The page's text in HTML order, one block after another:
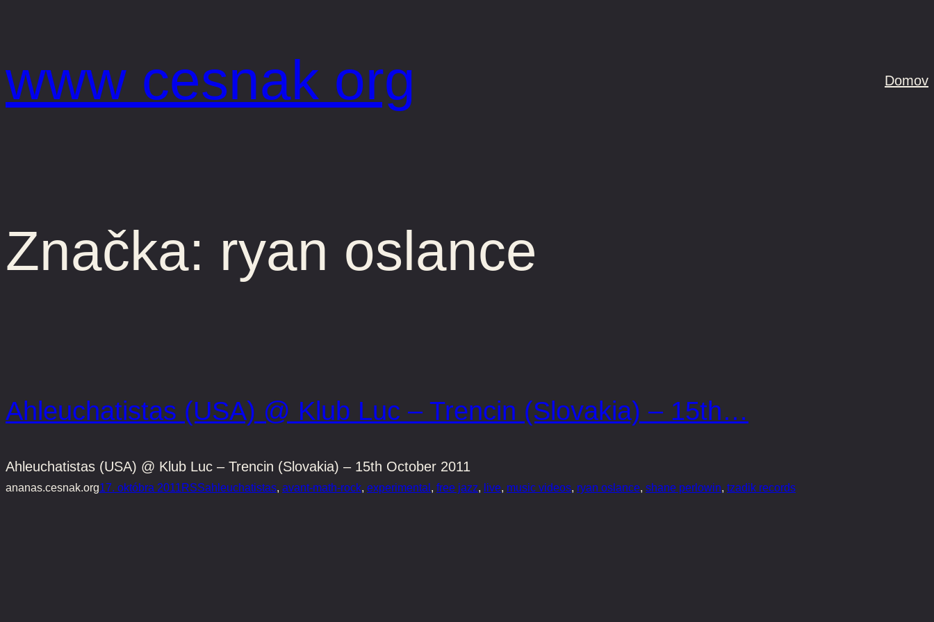
www cesnak org Domov
Značka: ryan oslance
Ahleuchatistas (USA) @ Klub Luc – Trencin (Slovakia) – 15th…
Ahleuchatistas (USA) @ Klub Luc – Trencin (Slovakia) – 15th October 2011
ananas.cesnak.org17. októbra 2011RSSahleuchatistas, avant-math-rock, experimental , free jazz, live, music videos, ryan oslance, shane perlowin, tzadik records